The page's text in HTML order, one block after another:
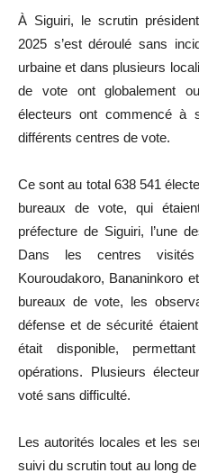
À Siguiri, le scrutin
2025 s’est déroulé sans
urbaine et dans plusieurs
de vote ont globalement
électeurs ont commencé à
différents centres de vote.
Ce sont au total 638 541
bureaux de vote, qui
préfecture de Siguiri, l’une
Dans les centres
Kouroudakoro, Bananinkoro
bureaux de vote, les
défense et de sécurité
était disponible,
opérations. Plusieurs
voté sans difficulté.
Les autorités locales et les
suivi du scrutin tout au long